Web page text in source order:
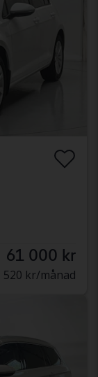
61 000 kr
520 kr/månad